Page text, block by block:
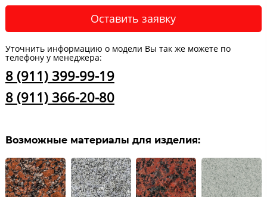
Оставить заявку
Уточнить информацию о модели Вы так же можете по
телефону у менеджера:
8 (911) 399-99-19
8 (911) 366-20-80
Возможные материалы для изделия: